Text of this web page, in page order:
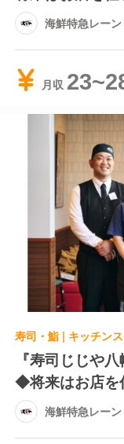
海鮮特急レー
月収
『寿司じじや
◆将来はお店を
海鮮特急レー